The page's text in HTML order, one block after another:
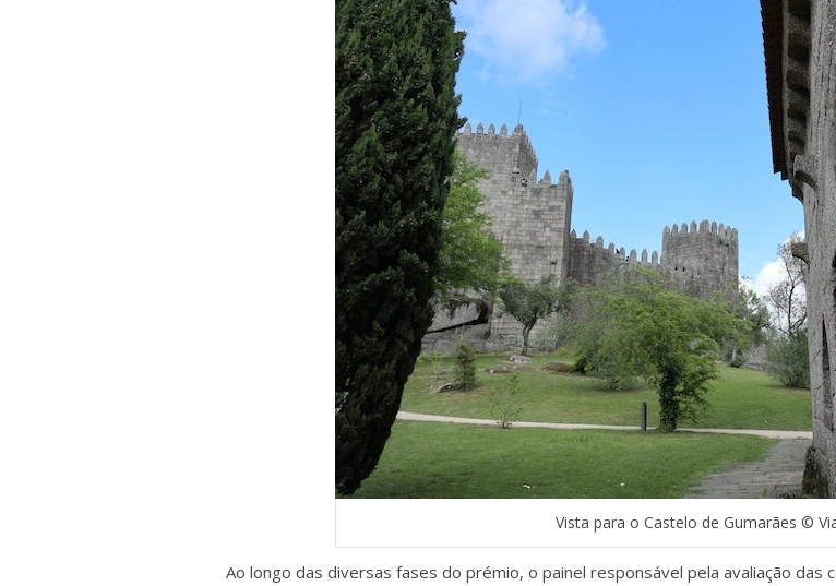
Vista para o Castelo de Gumarães ©
Ao longo das diversas fases do prémio, o painel responsável pela avaliação